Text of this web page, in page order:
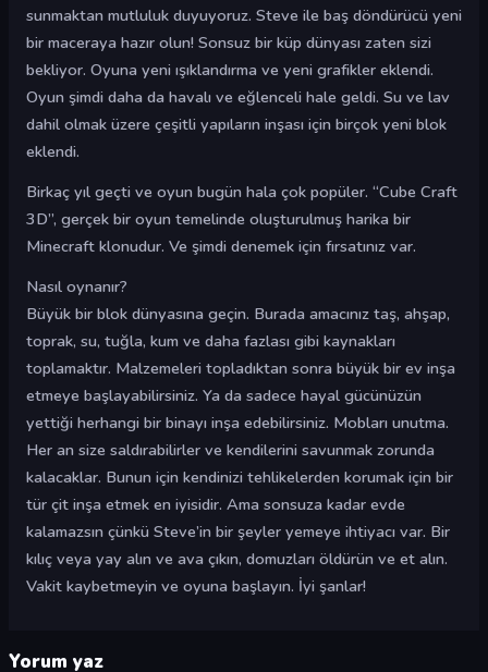
sunmaktan mutluluk duyuyoruz. Steve ile baş döndürücü yeni
bir maceraya hazır olun! Sonsuz bir küp dünyası zaten sizi
bekliyor. Oyuna yeni ışıklandırma ve yeni grafikler eklendi.
Oyun şimdi daha da havalı ve eğlenceli hale geldi. Su ve lav
dahil olmak üzere çeşitli yapıların inşası için birçok yeni blok
eklendi.
Birkaç yıl geçti ve oyun bugün hala çok popüler. “Cube Craft
3D”, gerçek bir oyun temelinde oluşturulmuş harika bir
Minecraft klonudur. Ve şimdi denemek için fırsatınız var.
Nasıl oynanır?
Büyük bir blok dünyasına geçin. Burada amacınız taş, ahşap,
toprak, su, tuğla, kum ve daha fazlası gibi kaynakları
toplamaktır. Malzemeleri topladıktan sonra büyük bir ev inşa
etmeye başlayabilirsiniz. Ya da sadece hayal gücünüzün
yettiği herhangi bir binayı inşa edebilirsiniz. Mobları unutma.
Her an size saldırabilirler ve kendilerini savunmak zorunda
kalacaklar. Bunun için kendinizi tehlikelerden korumak için bir
tür çit inşa etmek en iyisidir. Ama sonsuza kadar evde
kalamazsın çünkü Steve’in bir şeyler yemeye ihtiyacı var. Bir
kılıç veya yay alın ve ava çıkın, domuzları öldürün ve et alın.
Vakit kaybetmeyin ve oyuna başlayın. İyi şanlar!
Yorum yaz